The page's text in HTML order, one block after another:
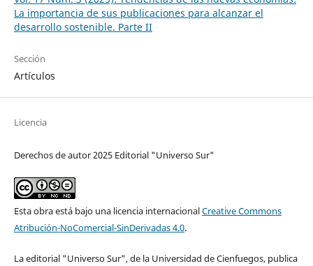
La importancia de sus publicaciones para alcanzar el
desarrollo sostenible. Parte II
Sección
Artículos
Licencia
Derechos de autor 2025 Editorial "Universo Sur"
Esta obra está bajo una licencia internacionalCreative Commons
Atribución-NoComercial-SinDerivadas 4.0.
La editorial "Universo Sur", de la Universidad de Cienfuegos, publica